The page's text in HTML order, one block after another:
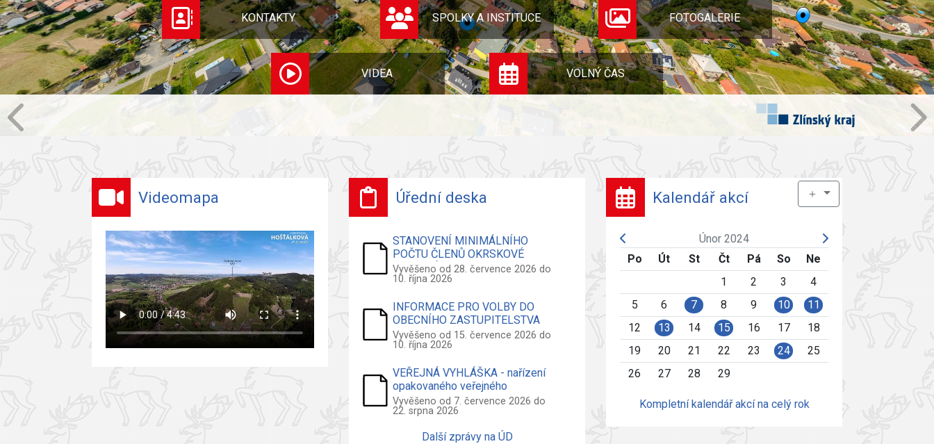
KONTAKTY SPOLKY A INSTITUCE FOTOGALERIE
VIDEA VOLNÝ ČAS
Videomapa Úřední deska
STANOVENÍ MINIMÁLNÍHO
POČTU ČLENŮ OKRSKOVÉ
VOLEBNÍ KOMISE - VOLBY DO
ZASTUPITELSTVA OBCE
Vyvěšeno od 28. července 2026 do
10. října 2026
INFORMACE PRO VOLBY DO
OBECNÍHO ZASTUPITELSTVA
2026
Vyvěšeno od 15. července 2026 do
10. října 2026
VEŘEJNÁ VYHLÁŠKA - nařízení
opakovaného veřejného
projednání návrhu územního plánu
Vyvěšeno od 7. července 2026 do
22. srpna 2026
Další zprávy na ÚD
Kalendář akcí ＋
Únor 2024
Po
Út St Čt Pá So
Ne
1
2 3
4
5
6 7 8 9 10
11
12
13 14 15 16 17
18
19
20 21 22 23 24
25
26
27 28 29
Kompletní kalendář akcí na celý rok